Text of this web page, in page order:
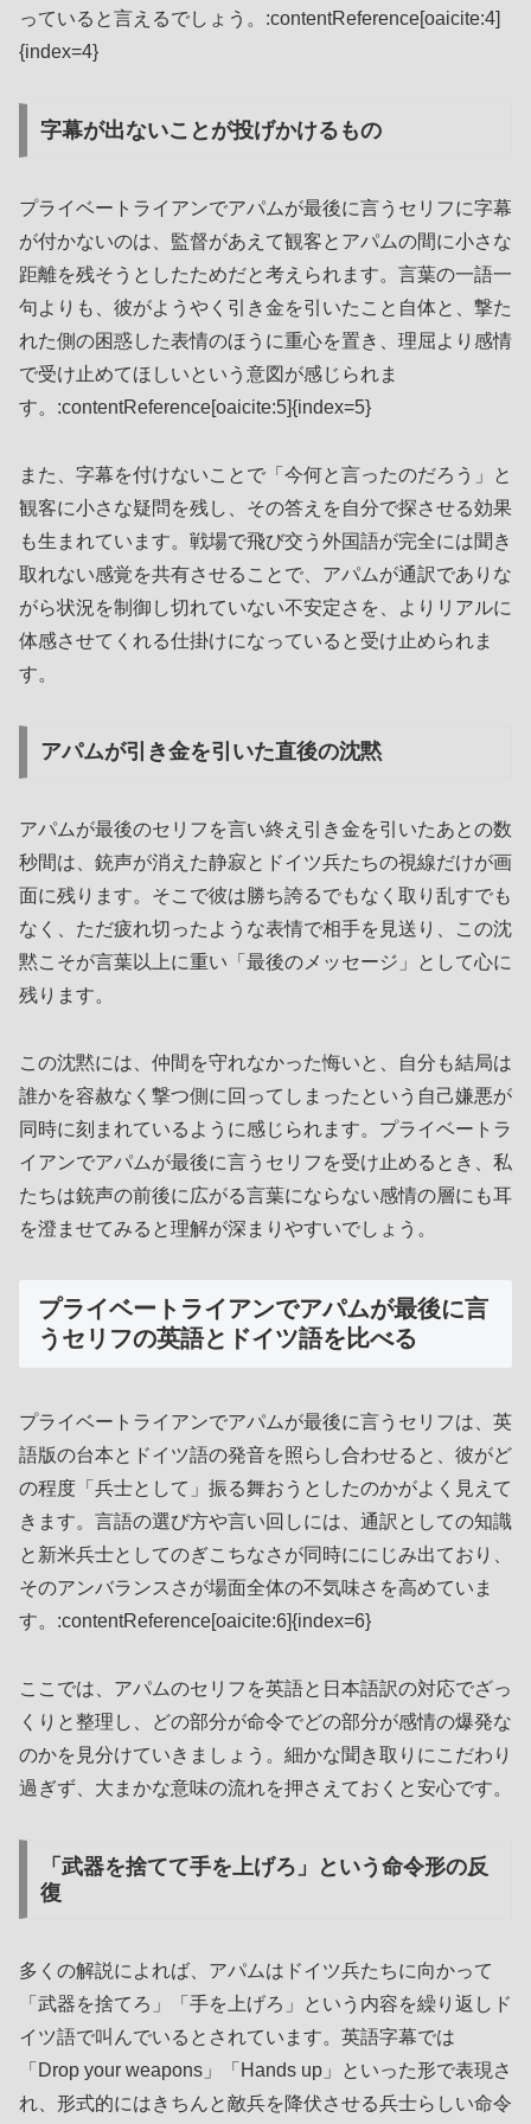
っていると言えるでしょう。:contentReference[oaicite:4]
{index=4}
字幕が出ないことが投げかけるもの
プライベートライアンでアパムが最後に言うセリフに字幕
が付かないのは、監督があえて観客とアパムの間に小さな
距離を残そうとしたためだと考えられます。言葉の一語一
句よりも、彼がようやく引き金を引いたこと自体と、撃た
れた側の困惑した表情のほうに重心を置き、理屈より感情
で受け止めてほしいという意図が感じられま
す。:contentReference[oaicite:5]{index=5}
また、字幕を付けないことで「今何と言ったのだろう」と
観客に小さな疑問を残し、その答えを自分で探させる効果
も生まれています。戦場で飛び交う外国語が完全には聞き
取れない感覚を共有させることで、アパムが通訳でありな
がら状況を制御し切れていない不安定さを、よりリアルに
体感させてくれる仕掛けになっていると受け止められま
す。
アパムが引き金を引いた直後の沈黙
アパムが最後のセリフを言い終え引き金を引いたあとの数
秒間は、銃声が消えた静寂とドイツ兵たちの視線だけが画
面に残ります。そこで彼は勝ち誇るでもなく取り乱すでも
なく、ただ疲れ切ったような表情で相手を見送り、この沈
黙こそが言葉以上に重い「最後のメッセージ」として心に
残ります。
この沈黙には、仲間を守れなかった悔いと、自分も結局は
誰かを容赦なく撃つ側に回ってしまったという自己嫌悪が
同時に刻まれているように感じられます。プライベートラ
イアンでアパムが最後に言うセリフを受け止めるとき、私
たちは銃声の前後に広がる言葉にならない感情の層にも耳
を澄ませてみると理解が深まりやすいでしょう。
プライベートライアンでアパムが最後に言
うセリフの英語とドイツ語を比べる
プライベートライアンでアパムが最後に言うセリフは、英
語版の台本とドイツ語の発音を照らし合わせると、彼がど
の程度「兵士として」振る舞おうとしたのかがよく見えて
きます。言語の選び方や言い回しには、通訳としての知識
と新米兵士としてのぎこちなさが同時ににじみ出ており、
そのアンバランスさが場面全体の不気味さを高めていま
す。:contentReference[oaicite:6]{index=6}
ここでは、アパムのセリフを英語と日本語訳の対応でざっ
くりと整理し、どの部分が命令でどの部分が感情の爆発な
のかを見分けていきましょう。細かな聞き取りにこだわり
過ぎず、大まかな意味の流れを押さえておくと安心です。
「武器を捨てて手を上げろ」という命令形の反
復
多くの解説によれば、アパムはドイツ兵たちに向かって
「武器を捨てろ」「手を上げろ」という内容を繰り返しド
イツ語で叫んでいるとされています。英語字幕では
「Drop your weapons」「Hands up」といった形で表現さ
れ、形式的にはきちんと敵兵を降伏させる兵士らしい命令